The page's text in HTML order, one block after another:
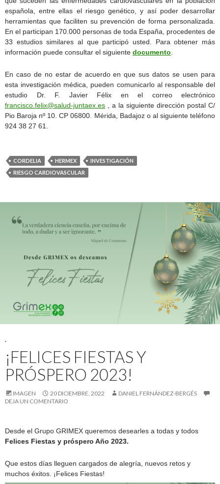
española, entre ellas el riesgo genético, y así poder desarrollar
herramientas que faciliten su prevención de forma personalizada.
En el participan 170.000 personas de toda España, procedentes de
33 estudios similares al que participó usted. Para obtener más
información puede consultar el siguiente documento.
En caso de no estar de acuerdo en que sus datos se usen para
esta investigación médica, pueden comunicarlo al responsable del
estudio Dr. F. Javier Félix en el correo electrónico
francisco.felix@salud-juntaex.es , a la siguiente dirección postal C/
Pio Baroja nº 10. CP 06800. Mérida, Badajoz o al siguiente teléfono
924 38 27 61.
CORDELIA HERMEX
INVESTIGACIÓN
RIESGO CARDIOVASCULAR
.
¡FELICES FIESTAS Y
PRÓSPERO 2023!
IMAGEN 20 DICIEMBRE, 2022
DANIEL FERNÁNDEZ-BERGÉS
DEJA UN COMENTARIO
Desde el Grupo GRIMEX queremos desearles a todas y todos
Felices Fiestas y próspero Año 2023.
Que estos días lleguen cargados de alegría, nuevos retos y
muchos éxitos. ¡Felices Fiestas!